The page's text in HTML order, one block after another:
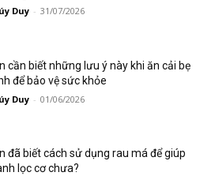
Duy - 31/07/2026
cần biết những lưu ý này khi ăn cải bẹ
để bảo vệ sức khỏe
Duy - 01/06/2026
đã biết cách sử dụng rau má để giúp
lọc cơ chưa?